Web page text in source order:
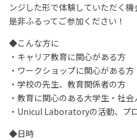
ンジした形で体験していただく機
是非ふるってご参加ください！
◆こんな方に
・キャリア教育に関心がある方
・ワークショップに関心がある方
・学校の先生、教育関係者の方
・教育に関心のある大学生・社
・Unicul Laboratoryの活動、プ
◆日時